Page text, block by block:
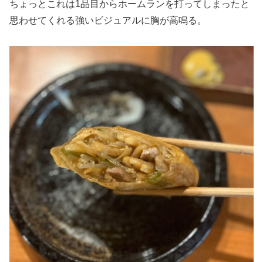
ちょっとこれは1品目からホームランを打ってしまったと
思わせてくれる強いビジュアルに胸が高鳴る。